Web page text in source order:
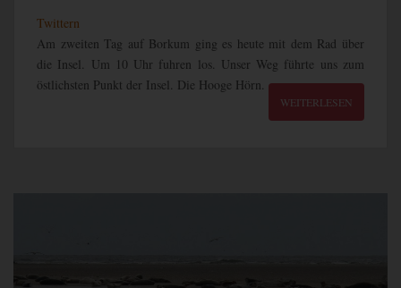
Twittern
Am zweiten Tag auf Borkum ging es heute mit dem Rad über
die Insel. Um 10 Uhr fuhren los. Unser Weg führte uns zum
östlichsten Punkt der Insel. Die Hooge Hörn.
WEITERLESEN